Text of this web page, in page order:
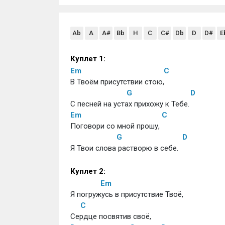
Ab A A# Bb H C C# Db D D#
Куплет 1:
Em
C
В Твоём присутствии стою,
G
D
С песней на устах прихожу к Тебе.
Em
C
Поговори со мной прошу,
G
D
Я Твои слова растворю в себе.
Куплет 2:
Em
Я погружусь в присутствие Твоё,
C
Сердце посвятив своё,